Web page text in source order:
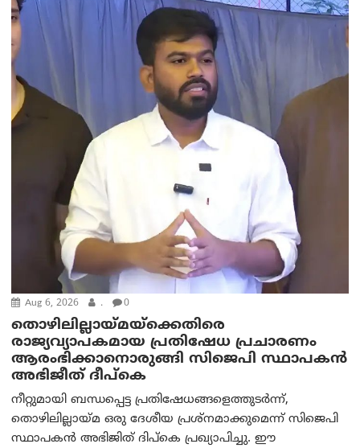
Aug 6, 2026 . 0
തൊഴിലില്ലായ്മയ്ക്കെതിരെ
രാജ്യവ്യാപകമായ പ്രതിഷേധ പ്രചാരണം
ആരംഭിക്കാനൊരുങ്ങി സിജെപി സ്ഥാപകന്‍
അഭിജീത് ദീപ്കെ
നീറ്റുമായി ബന്ധപ്പെട്ട പ്രതിഷേധങ്ങളെത്തുടർന്ന്,
തൊഴിലില്ലായ്മ ഒരു ദേശീയ പ്രശ്നമാക്കുമെന്ന് സിജെപി
സ്ഥാപകൻ അഭിജിത് ദിപ്കെ പ്രഖ്യാപിച്ചു. ഈ